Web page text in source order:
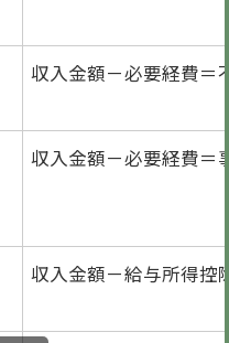
収入金額－必要経費＝
収入金額－必要経費＝
収入金額－給与所得控